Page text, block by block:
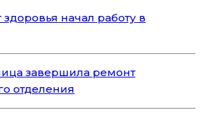
начал работу в
завершила ремонт
отделения